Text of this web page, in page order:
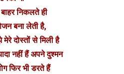
निकलते ही
बना लेती है,
दोस्तों से मिली है
नहीं हैं अपने दुश्मन
फिर भी डरते हैं